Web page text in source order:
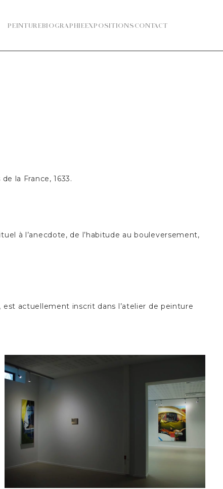
PEINTUREBIOGRAPHIEEXPOSITIONS CONTACT
la France, 1633.
à l’anecdote, de l’habitude au bouleversement,
est actuellement inscrit dans l’atelier de peinture